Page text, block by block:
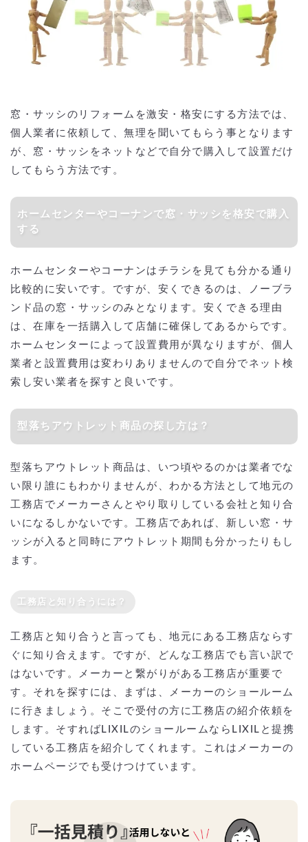
窓・サッシのリフォームを激安・格安にする方法では、
個人業者に依頼して、無理を聞いてもらう事となります
が、窓・サッシをネットなどで自分で購入して設置だけ
してもらう方法です。
ホームセンターやコーナンで窓・サッシを格安で購入
する
ホームセンターやコーナンはチラシを見ても分かる通り
比較的に安いです。ですが、安くできるのは、ノーブラ
ンド品の窓・サッシのみとなります。安くできる理由
は、在庫を一括購入して店舗に確保してあるからです。
ホームセンターによって設置費用が異なりますが、個人
業者と設置費用は変わりありませんので自分でネット検
索し安い業者を探すと良いです。
型落ちアウトレット商品の探し方は？
型落ちアウトレット商品は、いつ頃やるのかは業者でな
い限り誰にもわかりませんが、わかる方法として地元の
工務店でメーカーさんとやり取りしている会社と知り合
いになるしかないです。工務店であれば、新しい窓・サ
ッシが入ると同時にアウトレット期間も分かったりもし
ます。
工務店と知り合うには？
工務店と知り合うと言っても、地元にある工務店ならす
ぐに知り合えます。ですが、どんな工務店でも言い訳で
はないです。メーカーと繋がりがある工務店が重要で
す。それを探すには、まずは、メーカーのショールーム
に行きましょう。そこで受付の方に工務店の紹介依頼を
します。そすればLIXILのショールームならLIXILと提携
している工務店を紹介してくれます。これはメーカーの
ホームページでも受けつけています。